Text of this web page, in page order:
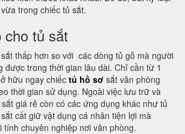
trong chiếc tủ sắt.
cho tủ sắt
thấp hơn so với các dòng tủ gỗ mà người
được trong thời gian lâu dài. Chỉ cần từ 1
hữu ngay chiếc tủ hồ sơ sắt văn phòng
thời gian sử dụng. Ngoài việc lưu trữ và
giá rẻ còn có các ứng dụng khác như tủ
cất giữ vật dụng cá nhân tiện lợi mà
tính chuyên nghiệp nơi văn phòng.